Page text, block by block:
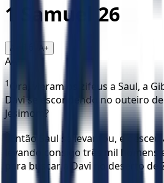
1 Samuel 26
A- A+
AA
1 Ora, vieram os zifeus a Saul, a
Davi se escondendo no outeiro
Jesimom?
Então Saul se levantou, e
levando consigo três mil homens
para buscar a Davi no deserto de